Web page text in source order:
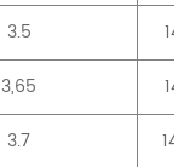
3.5
3,65
3.7